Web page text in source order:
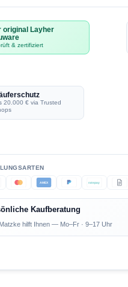
original Layher
& zertifiziert
20.000 € via Trusted
AMEX ratepay
Kaufberatung
hilft Ihnen — Mo–Fr · 9–17 Uhr